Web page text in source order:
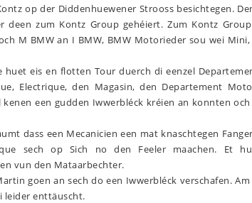
op der Diddenhuewener Strooss besichtegen.
deen zum Kontz Group gehéiert. Zum Kontz
M BMW an I BMW, BMW Motorieder sou wei
huet eis en flotten Tour duerch di eenzel
Electrique, den Magasin, den Departement
een gudden Iwwerbléck kréien an konnten
dass een Mecanicien een mat knaschtegen
sech op Sich no den Feeler maachen. Et
vun den Mataarbechter.
goen an sech do een Iwwerbléck verschafen.
leider enttäuscht.